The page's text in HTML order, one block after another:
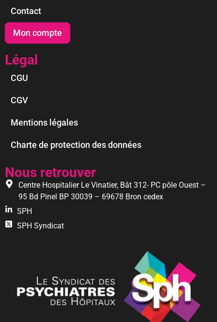
Contact
Mon compte
Légal
CGU
CGV
Mentions légales
Charte de protection des données
Nous retrouver
Centre Hospitalier Le Vinatier, Bât 312- PC pôle Ouest –
95 Bd Pinel BP 30039 – 69678 Bron cedex
SPH
SPH Syndicat